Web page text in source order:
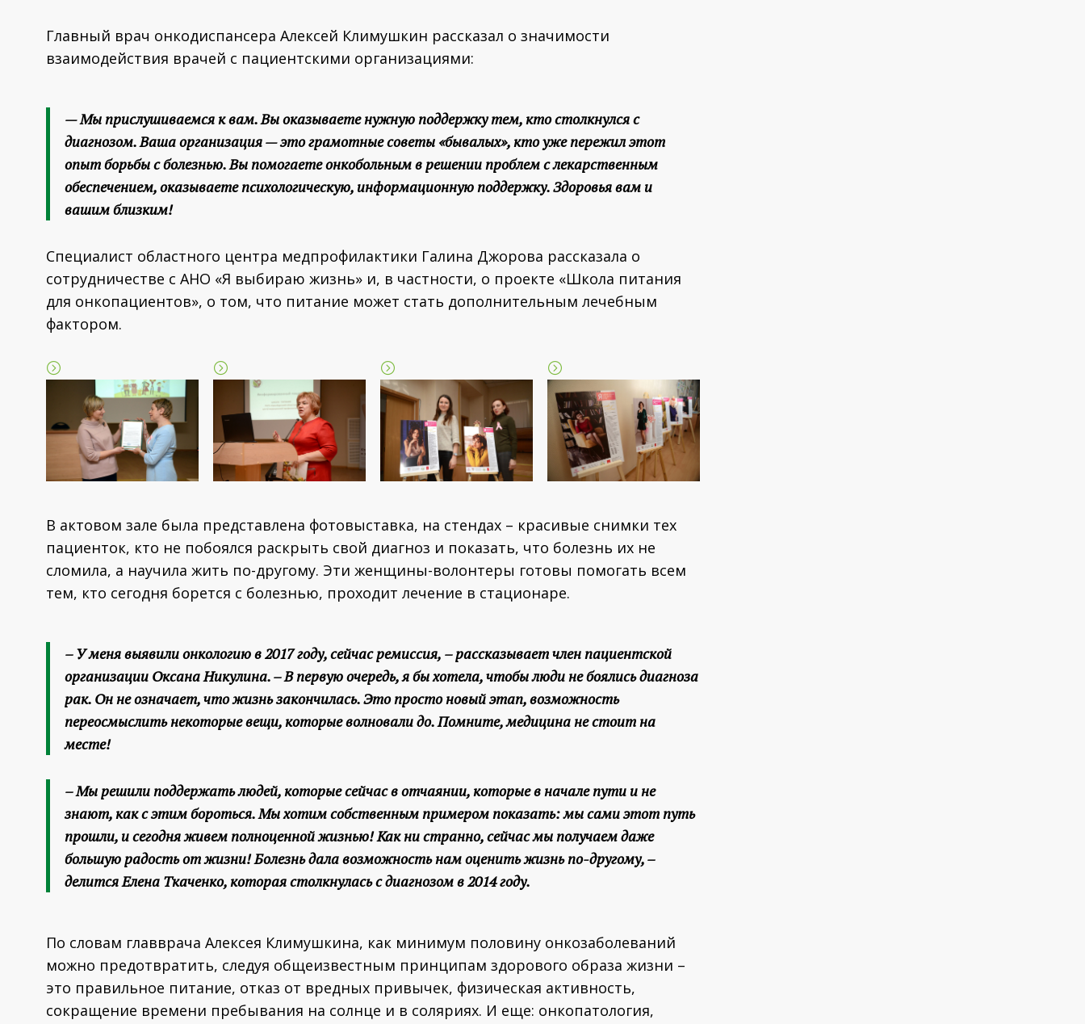
Главный врач онкодиспансера Алексей Климушкин рассказал о значимости
взаимодействия врачей с пациентскими организациями:
— Мы прислушиваемся к вам. Вы оказываете нужную поддержку тем, кто столкнулся с
диагнозом. Ваша организация — это грамотные советы «бывалых», кто уже пережил этот
опыт борьбы с болезнью. Вы помогаете онкобольным в решении проблем с лекарственным
обеспечением, оказываете психологическую, информационную поддержку. Здоровья вам и
вашим близким!
Специалист областного центра медпрофилактики Галина Джорова рассказала о
сотрудничестве с АНО «Я выбираю жизнь» и, в частности, о проекте «Школа питания
для онкопациентов», о том, что питание может стать дополнительным лечебным
фактором.
В актовом зале была представлена фотовыставка, на стендах – красивые снимки тех
пациенток, кто не побоялся раскрыть свой диагноз и показать, что болезнь их не
сломила, а научила жить по-другому. Эти женщины-волонтеры готовы помогать всем
тем, кто сегодня борется с болезнью, проходит лечение в стационаре.
–У меня выявили онкологию в 2017 году, сейчас ремиссия, – рассказывает член пациентской
организации Оксана Никулина. –В первую очередь, я бы хотела, чтобы люди не боялись диагноза
рак. Он не означает, что жизнь закончилась. Это просто новый этап, возможность
переосмыслить некоторые вещи, которые волновали до. Помните, медицина не стоит на
месте!
–Мы решили поддержать людей, которые сейчас в отчаянии, которые в начале пути и не
знают, как с этим бороться. Мы хотим собственным примером показать: мы сами этот путь
прошли, и сегодня живем полноценной жизнью! Как ни странно, сейчас мы получаем даже
большую радость от жизни! Болезнь дала возможность нам оценить жизнь по-другому, –
делится Елена Ткаченко, которая столкнулась с диагнозом в 2014 году.
По словам главврача Алексея Климушкина, как минимум половину онкозаболеваний
можно предотвратить, следуя общеизвестным принципам здорового образа жизни –
это правильное питание, отказ от вредных привычек, физическая активность,
сокращение времени пребывания на солнце и в соляриях. И еще: онкопатология,